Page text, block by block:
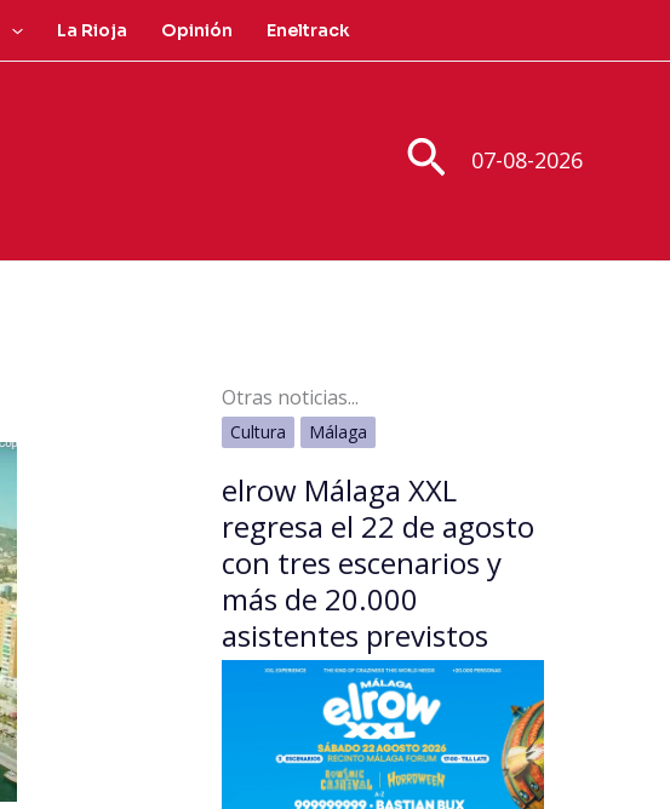
La Rioja Opinión Eneltrack
Buscar
07-08-2026
Otras noticias...
Cultura Málaga
elrow Málaga XXL
regresa el 22 de agosto
con tres escenarios y
más de 20.000
asistentes previstos